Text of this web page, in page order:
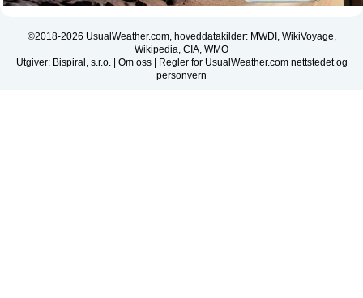
©2018-2026 UsualWeather.com, hoveddatakilder: MWDI, WikiVoyage,
Wikipedia, CIA, WMO
Utgiver: Bispiral, s.r.o. | Om oss| Regler for UsualWeather.com nettstedet og
personvern